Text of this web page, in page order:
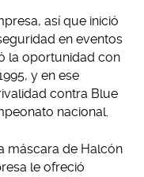
así que inició
en eventos
la oportunidad con
y en ese
contra Blue
nacional.
máscara de Halcón
le ofreció